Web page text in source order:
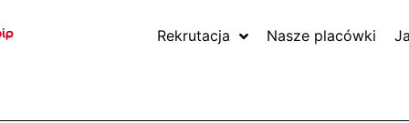
Rekrutacja Nasze placówki